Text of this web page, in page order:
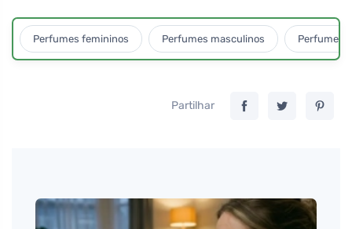
Perfumes femininos Perfumes masculinos Perfumes
Partilhar